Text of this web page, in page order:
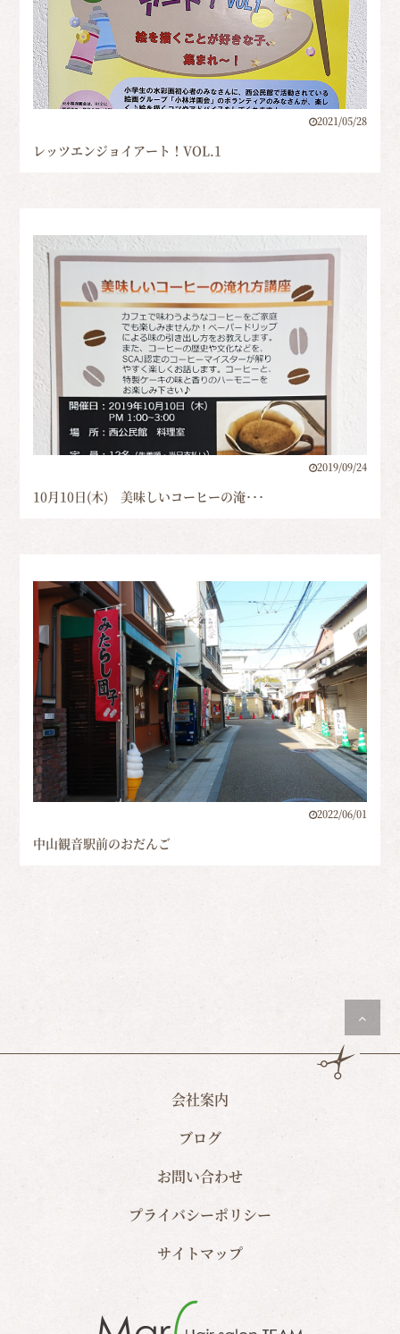
2021/05/28
レッツエンジョイアート！VOL.1
2019/09/24
10月10日(木) 美味しいコーヒーの淹･･･
2022/06/01
中山観音駅前のおだんご
会社案内
ブログ
お問い合わせ
プライバシーポリシー
サイトマップ